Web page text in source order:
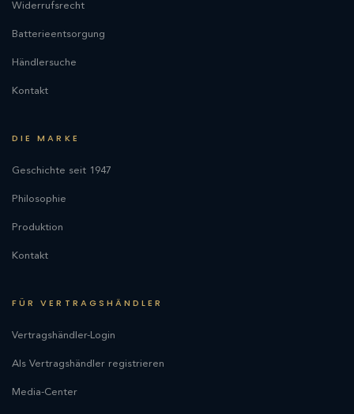
Widerrufsrecht
Batterieentsorgung
Händlersuche
Kontakt
DIE MARKE
Geschichte seit 1947
Philosophie
Produktion
Kontakt
FÜR VERTRAGSHÄNDLER
Vertragshändler-Login
Als Vertragshändler registrieren
Media-Center